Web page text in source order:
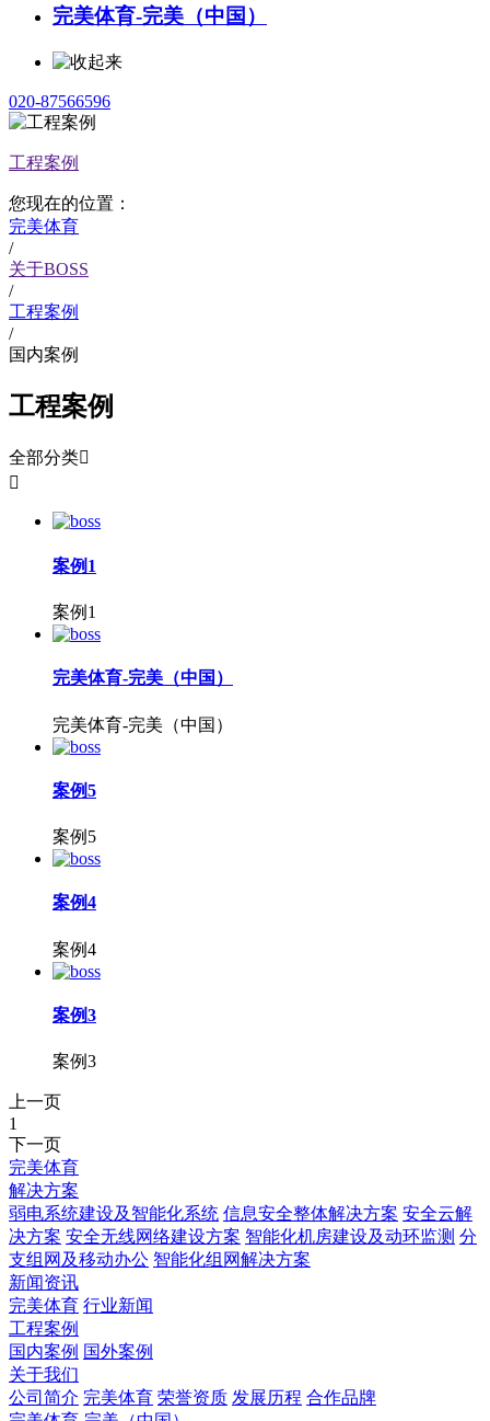
完美体育-完美（中国）
020-87566596
工程案例
您现在的位置：
完美体育
/
关于BOSS
/
工程案例
/
国内案例
工程案例
全部分类

案例1
案例1
完美体育-完美（中国）
完美体育-完美（中国）
案例5
案例5
案例4
案例4
案例3
案例3
上一页
1
下一页
完美体育
解决方案
弱电系统建设及智能化系统 信息安全整体解决方案 安全云解
决方案 安全无线网络建设方案 智能化机房建设及动环监测 分
支组网及移动办公 智能化组网解决方案
新闻资讯
完美体育 行业新闻
工程案例
国内案例 国外案例
关于我们
公司简介 完美体育 荣誉资质 发展历程 合作品牌